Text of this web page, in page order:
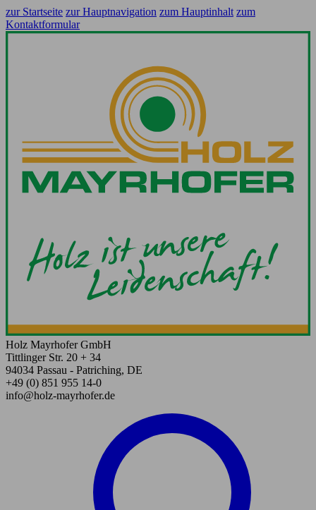
zur Startseite zur Hauptnavigation zum Hauptinhalt zum
Kontaktformular
Holz Mayrhofer GmbH
Tittlinger Str. 20 + 34
94034 Passau - Patriching, DE
+49 (0) 851 955 14-0
info@holz-mayrhofer.de